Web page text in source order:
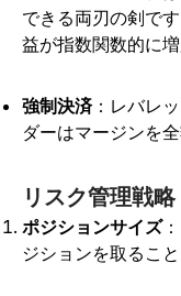
できる両刃の剣で
益が指数関数的に増
強制決済：レバレ
ダーはマージンを
リスク管理戦略
ポジションサイズ
ジションを取るこ